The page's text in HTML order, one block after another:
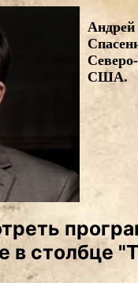
США.
в столбце